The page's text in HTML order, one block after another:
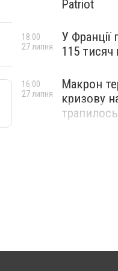
Patriot
У
115 тисяч
18:00
27 липня
Макрон
кризову
трапилось
16:00
27 липня